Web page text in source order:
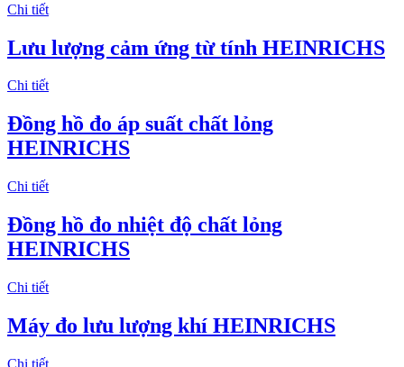
Chi tiết
Lưu lượng cảm ứng từ tính HEINRICHS
Chi tiết
Đồng hồ đo áp suất chất lỏng
HEINRICHS
Chi tiết
Đồng hồ đo nhiệt độ chất lỏng
HEINRICHS
Chi tiết
Máy đo lưu lượng khí HEINRICHS
Chi tiết